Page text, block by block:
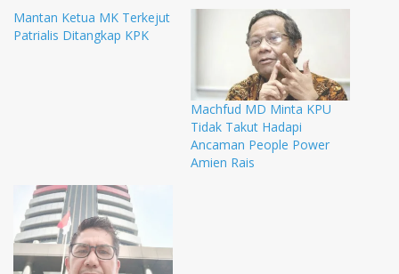
Mantan Ketua MK Terkejut
Patrialis Ditangkap KPK
Machfud MD Minta KPU
Tidak Takut Hadapi
Ancaman People Power
Amien Rais